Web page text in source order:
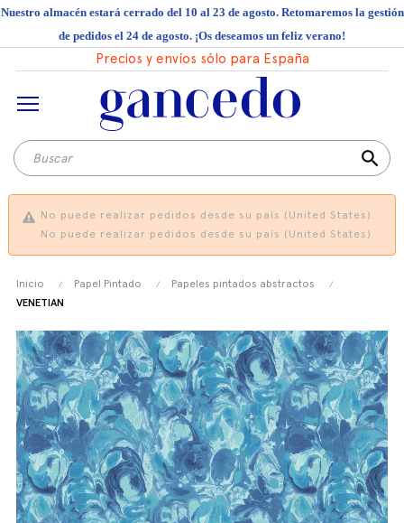
Nuestro almacén estará cerrado del 10 al 23 de agosto. Retomaremos la gestión
de pedidos el 24 de agosto. ¡Os deseamos un feliz verano!
Precios y envíos sólo para España
search
No puede realizar pedidos desde su país (United States).
No puede realizar pedidos desde su país (United States).
Inicio Papel Pintado
Papeles pintados abstractos
VENETIAN